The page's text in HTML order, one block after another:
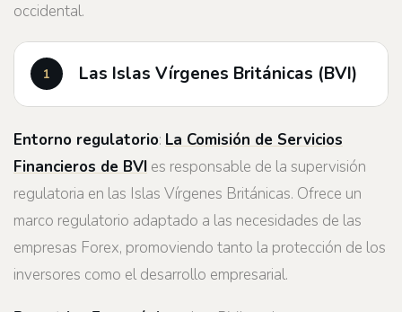
occidental.
Las Islas Vírgenes Británicas (BVI)
Entorno regulatorio: La Comisión de Servicios
Financieros de BVI es responsable de la supervisión
regulatoria en las Islas Vírgenes Británicas. Ofrece un
marco regulatorio adaptado a las necesidades de las
empresas Forex, promoviendo tanto la protección de los
inversores como el desarrollo empresarial.